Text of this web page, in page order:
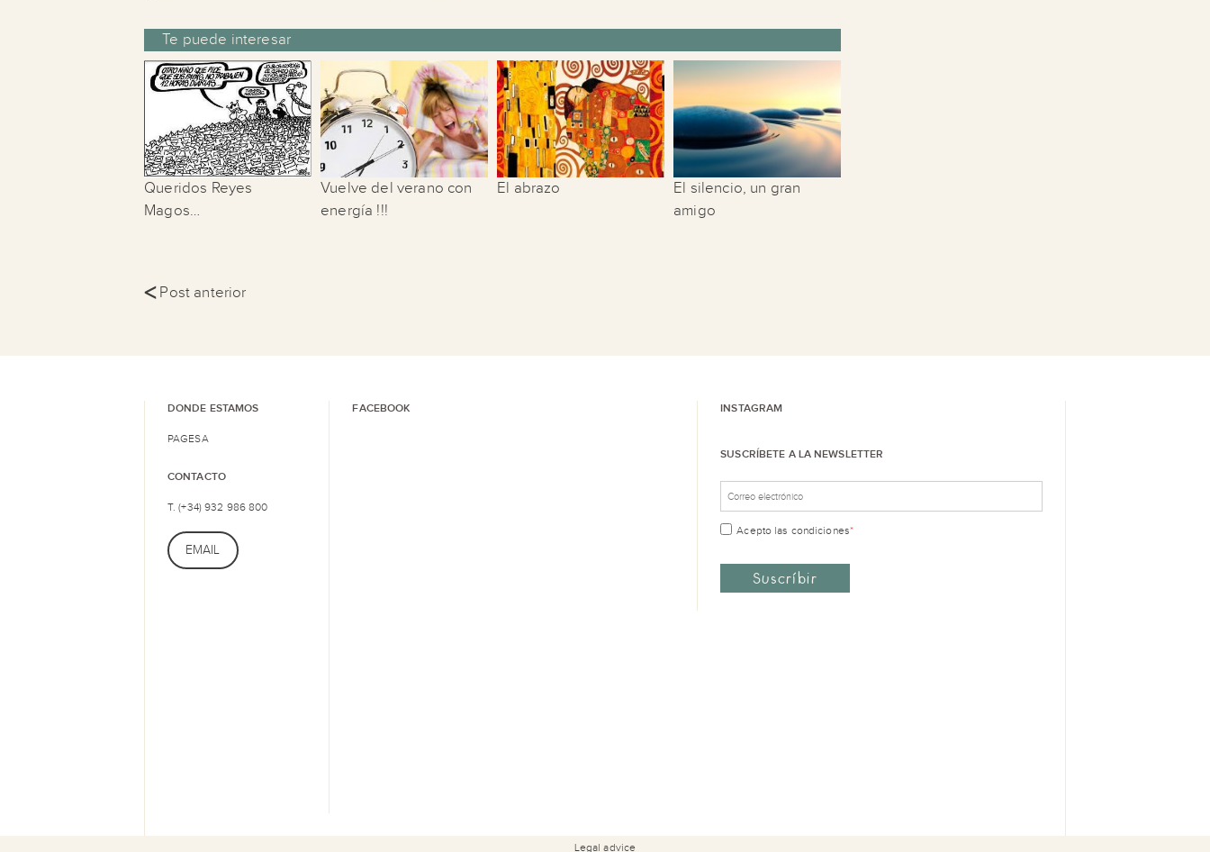
Te puede interesar
Queridos Reyes
Magos…
Vuelve del verano con
energía !!!
El abrazo
El silencio, un gran
amigo
<Post anterior
DONDE ESTAMOS
PAGESA
CONTACTO
T. (+34) 932 986 800
EMAIL
FACEBOOK INSTAGRAM
SUSCRÍBETE A LA NEWSLETTER
Acepto las condiciones*
Legal advice